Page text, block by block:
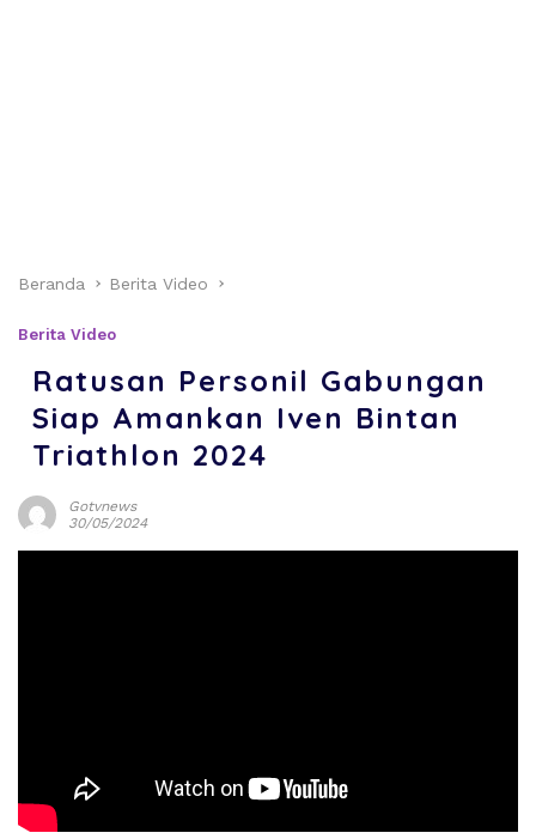
Beranda Berita Video
Berita Video
Ratusan Personil Gabungan
Siap Amankan Iven Bintan
Triathlon 2024
Gotvnews
30/05/2024